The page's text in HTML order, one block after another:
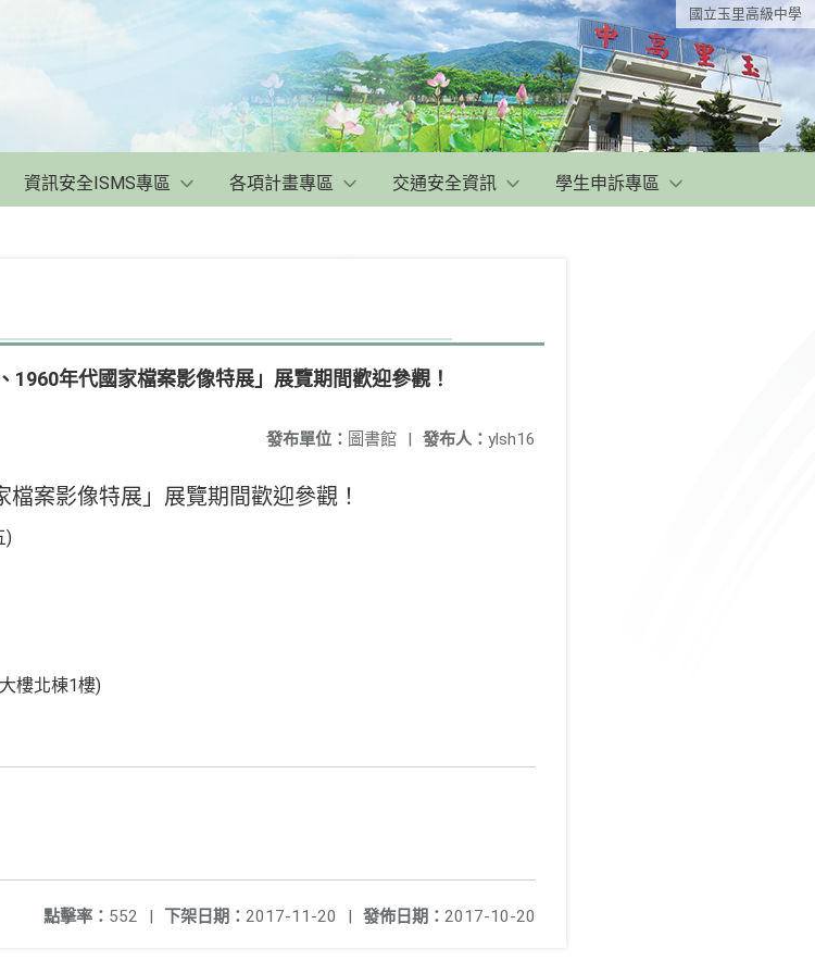
國立玉里高級中學
資訊安全ISMS專區 各項計畫專區 交通安全資訊 學生申訴專區
年代國家檔案影像特展」展覽期間歡迎參觀！
發布人： ylsh16
發布單位： 圖書館 |
檔案影像特展」展覽期間歡迎參觀！
)
樓北棟1樓)
發佈日期： 2017-10-20
下架日期： 2017-11-20 |
點擊率： 552 |